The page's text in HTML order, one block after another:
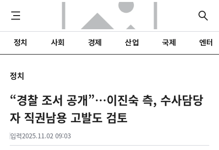
정치 사회 경제 산업 국제 엔터
정치
“경찰 조서 공개”…이진숙 측, 수사담당
자 직권남용 고발도 검토
입력2025.11.02 09:03